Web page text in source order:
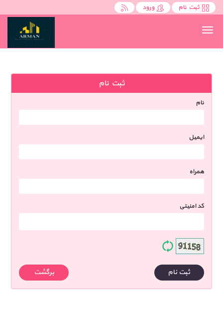
ثبت نام ورود
Toggle
ثبت نام
نام
ایمیل
همراه
کد امنیتی
ثبت نام برگشت